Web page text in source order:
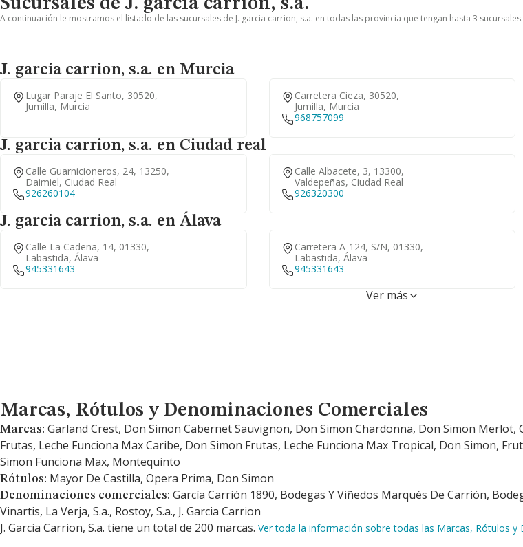
Sucursales de J. garcia carrion, s.a.
A continuación le mostramos el listado de las sucursales de J. garcia carrion, s.a. en todas las provincia que tengan hasta 3 sucursales.
J. garcia carrion, s.a. en Murcia
Lugar Paraje El Santo, 30520,
Jumilla, Murcia
Carretera Cieza, 30520,
Jumilla, Murcia
968757099
J. garcia carrion, s.a. en Ciudad real
Calle Guarnicioneros, 24, 13250,
Daimiel, Ciudad Real
926260104
Calle Albacete, 3, 13300,
Valdepeñas, Ciudad Real
926320300
J. garcia carrion, s.a. en Álava
Calle La Cadena, 14, 01330,
Labastida, Álava
945331643
Carretera A-124, S/n, 01330,
Labastida, Álava
945331643
Ver más
Marcas, Rótulos y Denominaciones Comerciales
Marcas, Rótulos y Denominaciones Comerciales
Marcas: Garland Crest, Don Simon Cabernet Sauvignon, Don Simon Chardonna, Don Simon Merlot,
Frutas, Leche Funciona Max Caribe, Don Simon Frutas, Leche Funciona Max Tropical, Don Simon,
Simon Funciona Max, Montequinto
Rótulos: Mayor De Castilla, Opera Prima, Don Simon
Denominaciones comerciales: García Carrión 1890, Bodegas Y Viñedos Marqués De Carrión,
Vinartis, La Verja, S.a., Rostoy, S.a., J. Garcia Carrion
J. Garcia Carrion, S.a. tiene un total de 200 marcas. Ver toda la información sobre todas las Marcas, Rótulos y